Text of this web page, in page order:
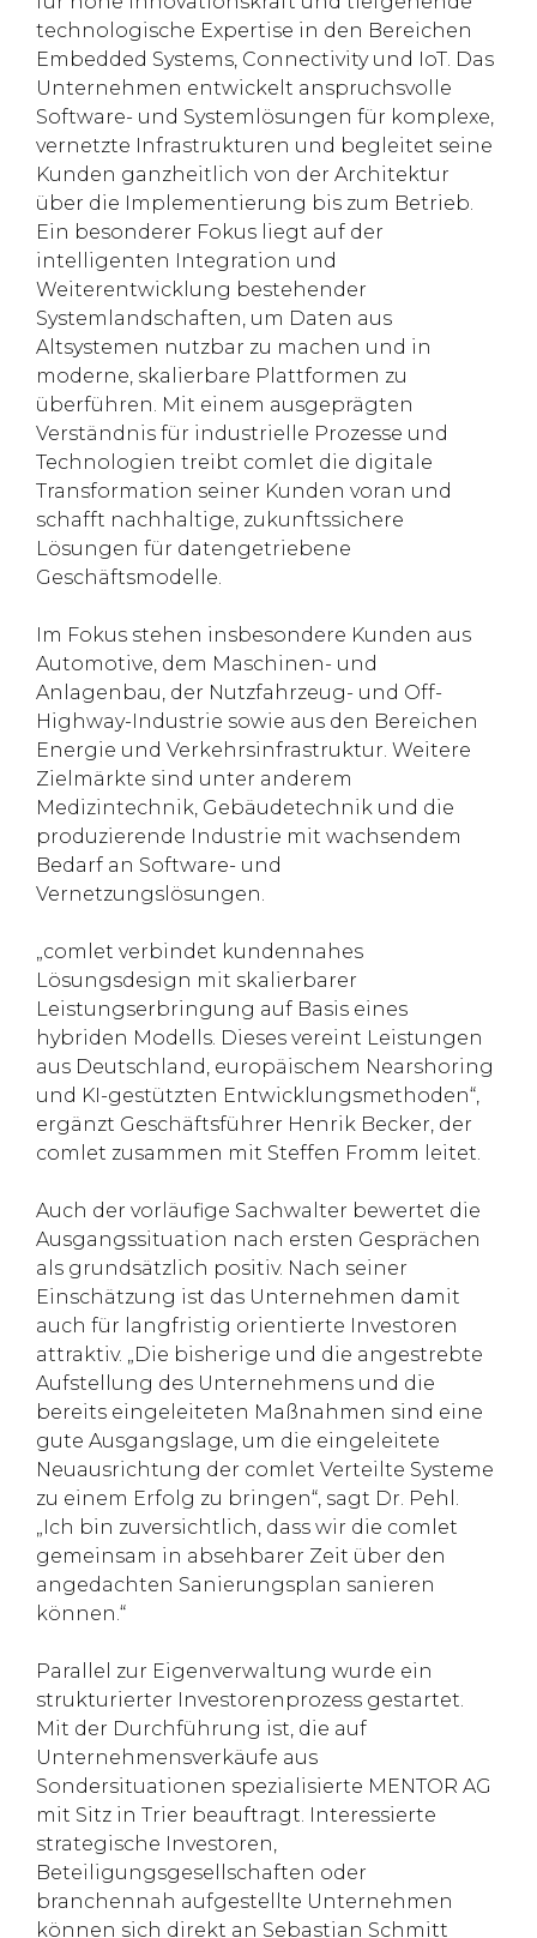
technologische Expertise in den Bereichen
Embedded Systems, Connectivity und IoT. Das
Unternehmen entwickelt anspruchsvolle
Software- und Systemlösungen für komplexe,
vernetzte Infrastrukturen und begleitet seine
Kunden ganzheitlich von der Architektur
über die Implementierung bis zum Betrieb.
Ein besonderer Fokus liegt auf der
intelligenten Integration und
Weiterentwicklung bestehender
Systemlandschaften, um Daten aus
Altsystemen nutzbar zu machen und in
moderne, skalierbare Plattformen zu
überführen. Mit einem ausgeprägten
Verständnis für industrielle Prozesse und
Technologien treibt comlet die digitale
Transformation seiner Kunden voran und
schafft nachhaltige, zukunftssichere
Lösungen für datengetriebene
Geschäftsmodelle.
Im Fokus stehen insbesondere Kunden aus
Automotive, dem Maschinen- und
Anlagenbau, der Nutzfahrzeug- und Off-
Highway-Industrie sowie aus den Bereichen
Energie und Verkehrsinfrastruktur. Weitere
Zielmärkte sind unter anderem
Medizintechnik, Gebäudetechnik und die
produzierende Industrie mit wachsendem
Bedarf an Software- und
Vernetzungslösungen.
„comlet verbindet kundennahes
Lösungsdesign mit skalierbarer
Leistungserbringung auf Basis eines
hybriden Modells. Dieses vereint Leistungen
aus Deutschland, europäischem Nearshoring
und KI-gestützten Entwicklungsmethoden“,
ergänzt Geschäftsführer Henrik Becker, der
comlet zusammen mit Steffen Fromm leitet.
Auch der vorläufige Sachwalter bewertet die
Ausgangssituation nach ersten Gesprächen
als grundsätzlich positiv. Nach seiner
Einschätzung ist das Unternehmen damit
auch für langfristig orientierte Investoren
attraktiv. „Die bisherige und die angestrebte
Aufstellung des Unternehmens und die
bereits eingeleiteten Maßnahmen sind eine
gute Ausgangslage, um die eingeleitete
Neuausrichtung der comlet Verteilte Systeme
zu einem Erfolg zu bringen“, sagt Dr. Pehl.
„Ich bin zuversichtlich, dass wir die comlet
gemeinsam in absehbarer Zeit über den
angedachten Sanierungsplan sanieren
können.“
Parallel zur Eigenverwaltung wurde ein
strukturierter Investorenprozess gestartet.
Mit der Durchführung ist, die auf
Unternehmensverkäufe aus
Sondersituationen spezialisierte MENTOR AG
mit Sitz in Trier beauftragt. Interessierte
strategische Investoren,
Beteiligungsgesellschaften oder
branchennah aufgestellte Unternehmen
können sich direkt an Sebastian Schmitt